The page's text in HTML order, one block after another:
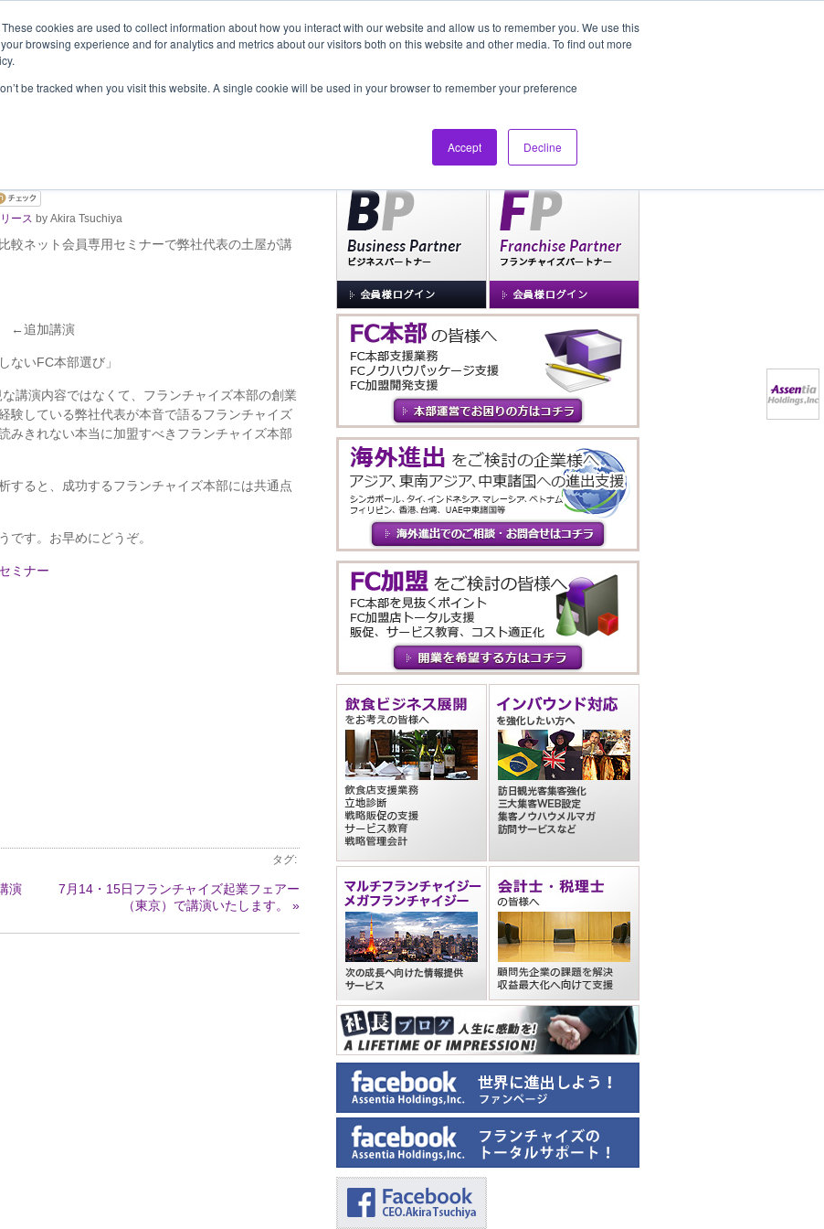
cookies are used to collect information about how you interact with our website and allow us to remember you. We use this
browsing experience and for analytics and metrics about our visitors both on this website and other media. To find out more
be tracked when you visit this website. A single cookie will be used in your browser to remember your preference
Accept Decline
覧 事業内容 New Project お問合せ セミナー＆イベント 社長ブログ FAQ
ース by Akira Tsuchiya
較ネット会員専用セミナーで弊社代表の土屋が講
←追加講演
ないFC本部選び」
講演内容ではなくて、フランチャイズ本部の創業
験している弊社代表が本音で語るフランチャイズ
みきれない本当に加盟すべきフランチャイズ本部
すると、成功するフランチャイズ本部には共通点
です。お早めにどうぞ。
ミナー
タグ:
演
7月14・15日フランチャイズ起業フェアー
（東京）で講演いたします。 »